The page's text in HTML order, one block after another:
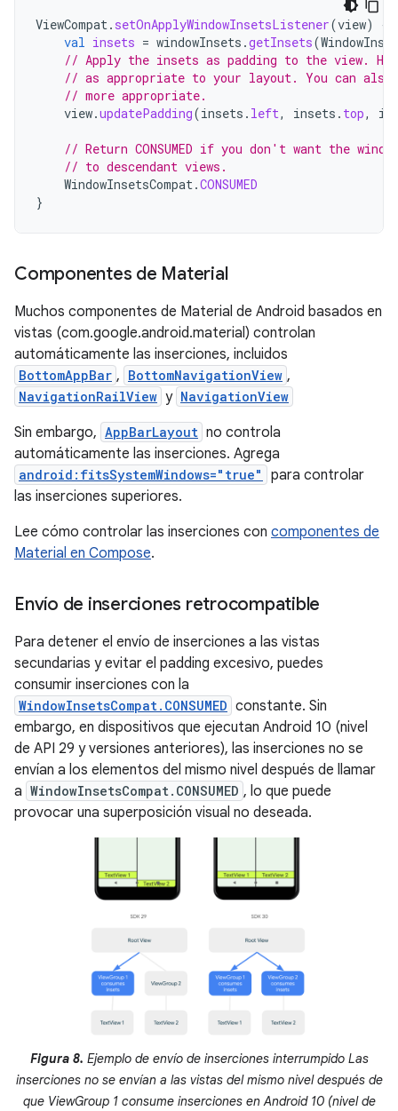
ViewCompat. setOnApplyWindowInsetsListener(view) {
val insets = windowInsets .getInsets(
// Apply the insets as padding to the view.
// as appropriate to your layout. You can
// more appropriate.
view.updatePadding(insets . left, insets . top,
// Return CONSUMED if you don't want the
// to descendant views.
WindowInsetsCompat.CONSUMED
}
Componentes de Material
Muchos componentes de Material de Android basados en
vistas (com.google.android.material) controlan
automáticamente las inserciones, incluidos
BottomAppBar , BottomNavigationView ,
NavigationRailView y NavigationView
Sin embargo, AppBarLayout no controla
automáticamente las inserciones. Agrega
android:fitsSystemWindows="true"
para controlar
las inserciones superiores.
Lee cómo controlar las inserciones con componentes de
Material en Compose.
Envío de inserciones retrocompatible
Para detener el envío de inserciones a las vistas
secundarias y evitar el padding excesivo, puedes
consumir inserciones con la
WindowInsetsCompat.CONSUMED constante. Sin
embargo, en dispositivos que ejecutan Android 10 (nivel
de API 29 y versiones anteriores), las inserciones no se
envían a los elementos del mismo nivel después de llamar
a WindowInsetsCompat.CONSUMED , lo que puede
provocar una superposición visual no deseada.
Figura 8. Ejemplo de envío de inserciones interrumpido Las
inserciones no se envían a las vistas del mismo nivel después de
que ViewGroup 1 consume inserciones en Android 10 (nivel de